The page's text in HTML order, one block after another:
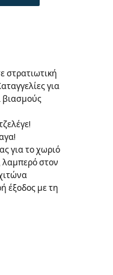
στρατιωτική
για
βιασμούς
για το χωριό
λαμπερό στον
έξοδος με τη